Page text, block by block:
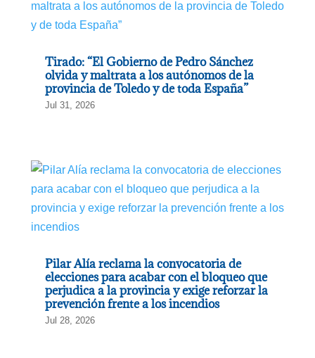
Tirado: “El Gobierno de Pedro Sánchez
olvida y maltrata a los autónomos de la
provincia de Toledo y de toda España”
Jul 31, 2026
Pilar Alía reclama la convocatoria de
elecciones para acabar con el bloqueo que
perjudica a la provincia y exige reforzar la
prevención frente a los incendios
Jul 28, 2026